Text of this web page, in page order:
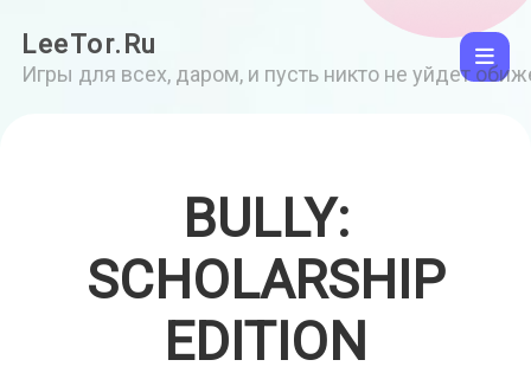
LeeTor.Ru
Игры для всех, даром, и пусть никто не уйдет
BULLY:
SCHOLARSHIP
EDITION